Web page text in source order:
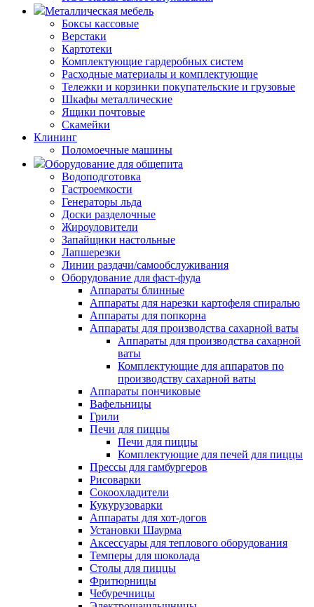
Металлическая мебель
Боксы кассовые
Верстаки
Картотеки
Комплектующие гардеробных систем
Расходные материалы и комплектующие
Тележки и корзинки покупательские и грузовые
Шкафы металлические
Ящики почтовые
Скамейки
Клининг
Поломоечные машины
Оборудование для общепита
Водоподготовка
Гастроемкости
Генераторы льда
Доски разделочные
Жироуловители
Запайщики настольные
Лапшерезки
Линии раздачи/самообслуживания
Оборудование для фаст-фуда
Аппараты блинные
Аппараты для нарезки картофеля спиралью
Аппараты для попкорна
Аппараты для производства сахарной ваты
Аппараты для производства сахарной
ваты
Комплектующие для аппаратов по
производству сахарной ваты
Аппараты пончиковые
Вафельницы
Грили
Печи для пиццы
Печи для пиццы
Комплектующие для печей для пиццы
Прессы для гамбургеров
Рисоварки
Сокоохладители
Кукурузоварки
Аппараты для хот-догов
Установки Шаурма
Аксессуары для теплового оборудования
Темперы для шоколада
Столы для пиццы
Фритюрницы
Чебуречницы